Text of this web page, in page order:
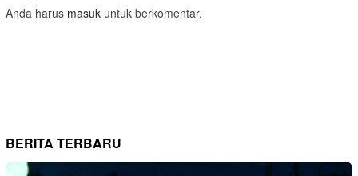
Anda harus masuk untuk berkomentar.
BERITA TERBARU